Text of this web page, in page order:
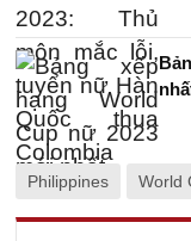
Philippines World